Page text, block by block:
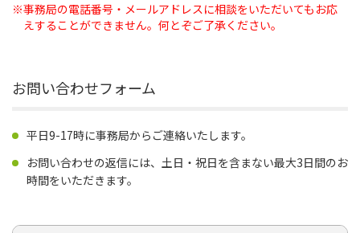
※事務局の電話番号・メールアドレスに相談をいただいてもお応
えすることができません。何とぞご了承ください。
お問い合わせフォーム
平日9-17時に事務局からご連絡いたします。
お問い合わせの返信には、土日・祝日を含まない最大3日間のお
時間をいただきます。